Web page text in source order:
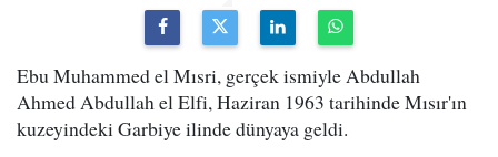
Ebu Muhammed el Mısri, gerçek ismiyle Abdullah
Ahmed Abdullah el Elfi, Haziran 1963 tarihinde Mısır'ın
kuzeyindeki Garbiye ilinde dünyaya geldi.